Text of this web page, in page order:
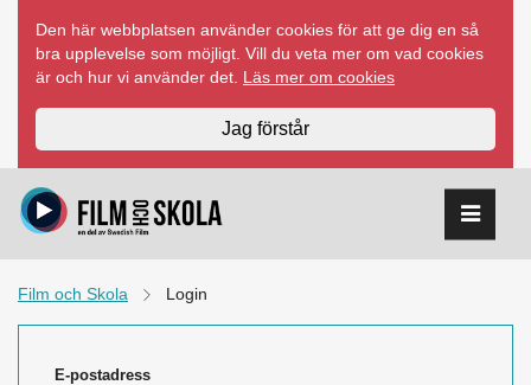
innehåll
Den här webbplatsen använder cookies för att ge dig en så
bra upplevelse som möjligt. Vill du veta mer om vad cookies
är och hur vi använder det. Läs mer om cookies
Jag förstår
Film och Skola Login
E-postadress